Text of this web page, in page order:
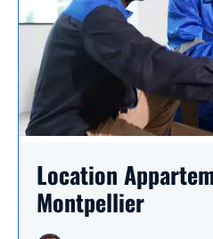
Location
Montpellier